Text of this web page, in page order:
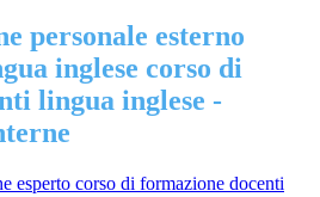
personale esterno
inglese corso di
lingua inglese -
esperto corso di formazione docenti